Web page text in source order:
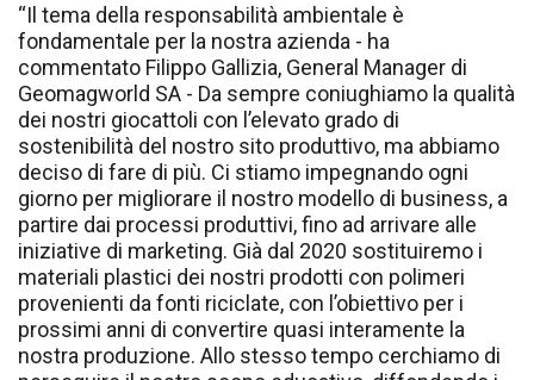
“Il tema della responsabilità ambientale è
fondamentale per la nostra azienda - ha
commentato Filippo Gallizia, General Manager di
Geomagworld SA - Da sempre coniughiamo la qualità
dei nostri giocattoli con l’elevato grado di
sostenibilità del nostro sito produttivo, ma abbiamo
deciso di fare di più. Ci stiamo impegnando ogni
giorno per migliorare il nostro modello di business, a
partire dai processi produttivi, fino ad arrivare alle
iniziative di marketing. Già dal 2020 sostituiremo i
materiali plastici dei nostri prodotti con polimeri
provenienti da fonti riciclate, con l’obiettivo per i
prossimi anni di convertire quasi interamente la
nostra produzione. Allo stesso tempo cerchiamo di